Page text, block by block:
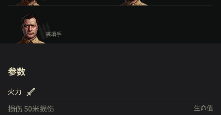
装填手
参数
火力
生命值
损伤50米损伤